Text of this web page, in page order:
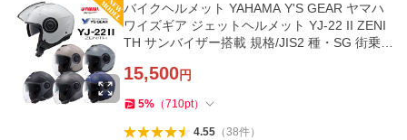
バイクヘルメット YAHAMA Y'S GEAR ヤマハ
ワイズギア ジェットヘルメット YJ-22 II ZENI
TH サンバイザー搭載 規格/JIS2 種・SG 街乗
15,500円
5% （710pt）
4.55（38件）